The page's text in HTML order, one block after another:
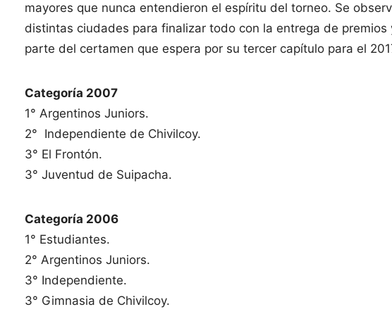
mayores que nunca entendieron el espíritu del torneo. Se
distintas ciudades para finalizar todo con la entrega de
parte del certamen que espera por su tercer capítulo para el
Categoría 2007
1° Argentinos Juniors.
2° Independiente de Chivilcoy.
3° El Frontón.
3° Juventud de Suipacha.
Categoría 2006
1° Estudiantes.
2° Argentinos Juniors.
3° Independiente.
3° Gimnasia de Chivilcoy.